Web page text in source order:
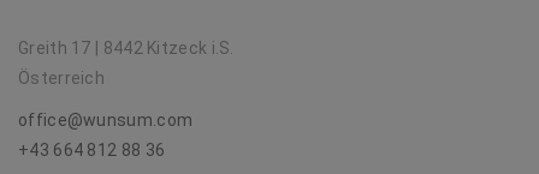
Greith 17 | 8442 Kitzeck i.S.
Österreich
office@wunsum.com
+43 664 812 88 36